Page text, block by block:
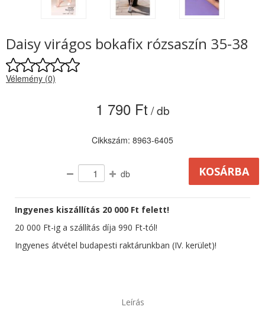
Daisy virágos bokafix rózsaszín 35-38
Vélemény (0)
1 790 Ft / db
Cikkszám: 8963-6405
db
Ingyenes kiszállítás 20 000 Ft felett!
20 000 Ft-ig a szállítás díja 990 Ft-tól!
Ingyenes átvétel budapesti raktárunkban (IV. kerület)!
Leírás